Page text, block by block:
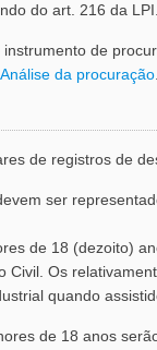
do art. 216 da LPI.
de
da procuração
de registros de
ser
de 18 (dezoito)
Civil. Os
quando
de 18 anos